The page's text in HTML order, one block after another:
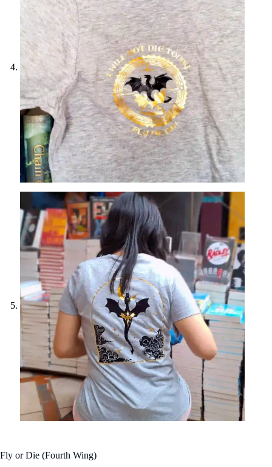
Fly or Die (Fourth Wing)